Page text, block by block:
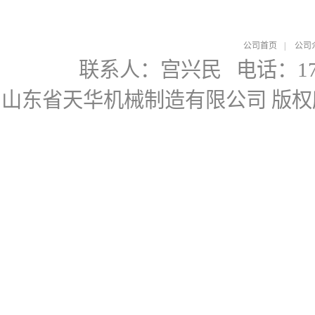
公司首页 公司
联系人：宫兴民 电话：
山东省天华机械制造有限公司 版